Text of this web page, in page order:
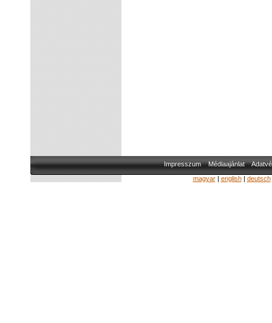
Impresszum Médiaajánlat
magyar| english| deutsch